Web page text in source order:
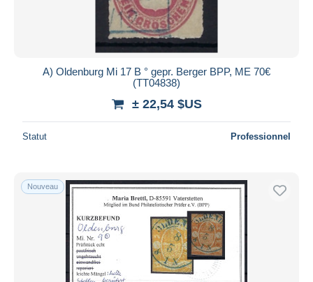
A) Oldenburg Mi 17 B ° gepr. Berger BPP, ME 70€
(TT04838)
± 22,54 $US
Statut Professionnel
Nouveau